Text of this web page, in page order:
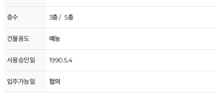
층수 3층 / 5층
건물용도 예능
사용승인일 1990.5.4
입주가능일 협의